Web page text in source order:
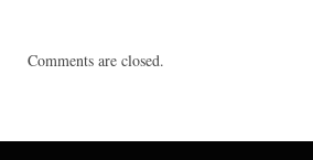
Comments are closed.